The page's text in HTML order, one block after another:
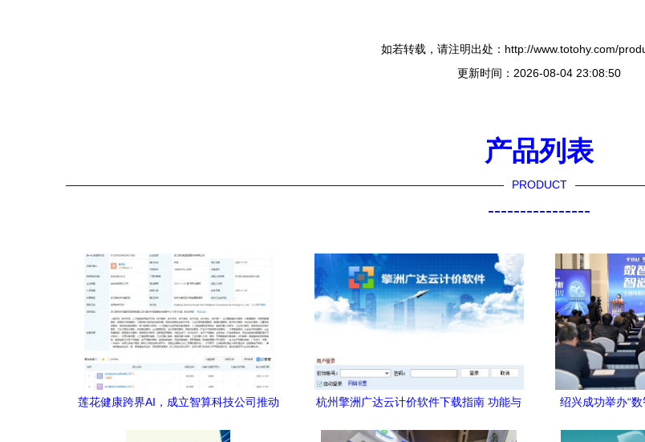
如若转载，请注明出处：http://www.totohy.com/
更新时间：2026-08-04 23:08:50
产品列表
PRODUCT
----------------
莲花健康跨界AI，成立智算科技公司推动
杭州擎洲广达云计价软件下载指南 功能与
绍兴成功举办“